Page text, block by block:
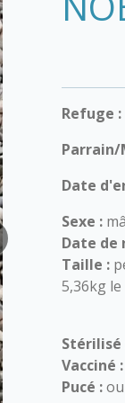
Refuge :
Parrain/
Date
Sexe :
Date de
Taille :
5,36kg le
Stérilisé
Vacciné :
Pucé :